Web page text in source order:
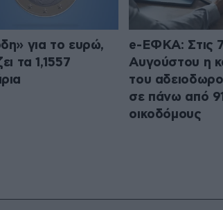
για το ευρώ,
τα 1,1557
e-ΕΦΚΑ: Στις 7
Αυγούστου η
του
σε πάνω από
οικοδόμους